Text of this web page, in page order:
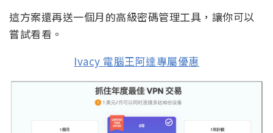
這方案還再送一個月的高級密碼管理工具，讓你可以
嘗試看看。
Ivacy 電腦王阿達專屬優惠